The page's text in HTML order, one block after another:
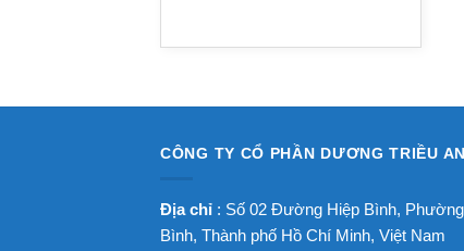
CÔNG TY CỔ PHẦN DƯƠNG TRIỀU
Địa chỉ : Số 02 Đường Hiệp Bình,
Bình, Thành phố Hồ Chí Minh, Việt Nam